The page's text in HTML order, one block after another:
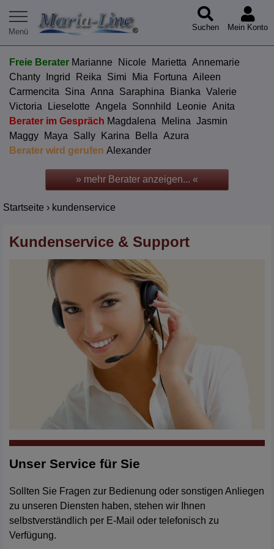
Suchen Mein Konto
Freie Berater Marianne Nicole Marietta Annemarie
Chanty
Ingrid Reika Simi Mia Fortuna Aileen
Carmencita
Sina Anna Saraphina Bianka Valerie
Victoria
Lieselotte Angela Sonnhild Leonie Anita
Berater im Gespräch Magdalena Melina Jasmin
Maggy
Maya Sally Karina Bella Azura
Berater wird gerufen Alexander
» mehr Berater anzeigen... «
Startseite › kundenservice
Kundenservice & Support
Unser Service für Sie
Sollten Sie Fragen zur Bedienung oder sonstigen Anliegen
zu unseren Diensten haben, stehen wir Ihnen
selbstverständlich per E-Mail oder telefonisch zu
Verfügung.